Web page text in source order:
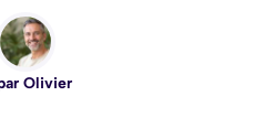
Olivier